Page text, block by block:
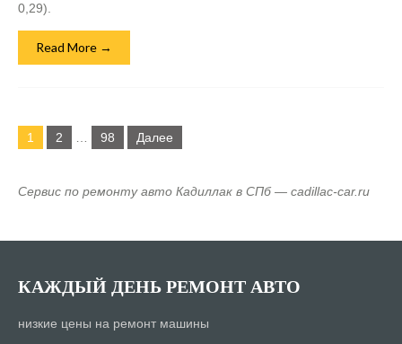
0,29).
Read More →
по
1 2 98 Далее
Сервис по ремонту авто Кадиллак в СПб — cadillac-car.ru
КАЖДЫЙ ДЕНЬ РЕМОНТ АВТО
низкие цены на ремонт машины